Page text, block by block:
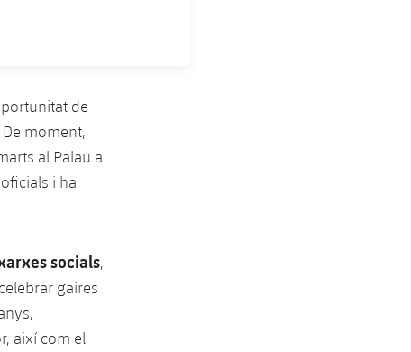
de
moment,
al Palau a
i ha
socials,
gaires
així com el